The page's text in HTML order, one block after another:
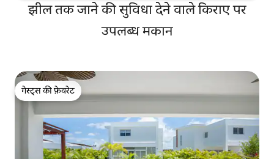
झील तक जाने की सुविधा देने वाले किराए पर
उपलब्ध मकान
गेस्ट्स की फ़ेवरेट
गेस्ट्स की फ़ेवरेट